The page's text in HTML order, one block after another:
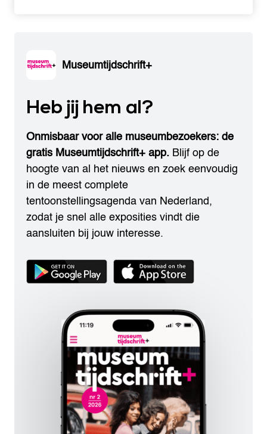
Museumtijdschrift+
Heb jij hem al?
Onmisbaar voor alle museumbezoekers: de
gratis Museumtijdschrift+ app. Blijf op de
hoogte van al het nieuws en zoek eenvoudig
in de meest complete
tentoonstellingsagenda van Nederland,
zodat je snel alle exposities vindt die
aansluiten bij jouw interesse.